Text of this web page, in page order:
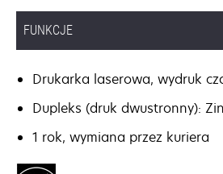
FUNKCJE
Drukarka laserowa, wydruk
Dupleks (druk dwustronny):
1 rok, wymiana przez kuriera